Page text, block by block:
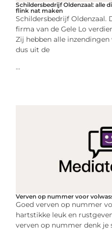
Schildersbedrijf Oldenzaal: alle
flink nat maken
Schildersbedrijf Oldenzaal.
firma van de Gele Lo
Zij hebben alle
dus uit de
...
Verven op nummer voor
Goed verven op nummer
hartstikke leuk en
verven op nummer denk je